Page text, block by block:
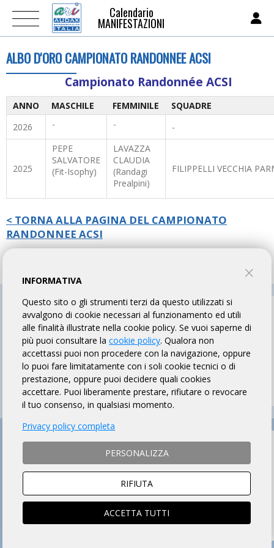
Calendario
MANIFESTAZIONI
ALBO D'ORO CAMPIONATO RANDONNEE ACSI
Campionato Randonnée ACSI
ANNO MASCHILE FEMMINILE
SQUADRE
2026
- - -
2025
PEPE
SALVATORE
(Fit-Isophy)
LAVAZZA
CLAUDIA
(Randagi
Prealpini)
FILIPPELLI VECCHIA
< TORNA ALLA PAGINA DEL CAMPIONATO
RANDONNEE ACSI
INFORMATIVA
Questo sito o gli strumenti terzi da questo utilizzati si
avvalgono di cookie necessari al funzionamento ed utili
alle finalità illustrate nella cookie policy. Se vuoi saperne di
più puoi consultare lacookie policy. Qualora non
accettassi puoi non procedere con la navigazione, oppure
lo puoi fare limitatamente con i soli cookie tecnici o di
prestazione, oppure puoi decidere quali cookies
accettare. Puoi liberamente prestare, rifiutare o revocare
il tuo consenso, in qualsiasi momento.
Privacy policy completa
PERSONALIZZA
RIFIUTA
ACCETTA TUTTI